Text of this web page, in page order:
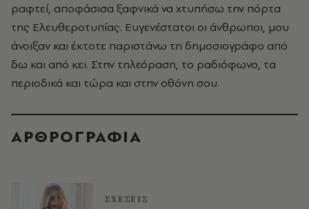
ραφτεί, αποφάσισα ξαφνικά να χτυπήσω την πόρτα
της Ελευθεροτυπίας. Ευγενέστατοι οι άνθρωποι, μου
άνοιξαν και έκτοτε παριστάνω τη δημοσιογράφο από
δω και από κει. Στην τηλεόραση, το ραδιόφωνο, τα
περιοδικά και τώρα και στην οθόνη σου.
ΑΡΘΡΟΓΡΑΦΙΑ
ΣΧΕΣΕΙΣ